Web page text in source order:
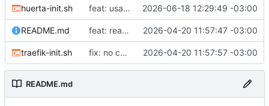
huerta-init.sh feat: usar proveedores alternativos de dns 2026-06-18 12:29:49 -03:00
README.md feat: readme 2026-04-20 11:57:47 -03:00
traefik-init.sh fix: no correr como root 2026-04-20 11:57:57 -03:00
README.md